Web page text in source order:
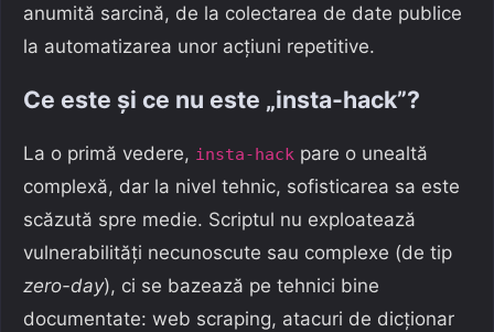
anumită sarcină, de la colectarea de date publice
la automatizarea unor acțiuni repetitive.
Ce este și ce nu este „insta-hack”?
La o primă vedere, insta-hack pare o unealtă
complexă, dar la nivel tehnic, sofisticarea sa este
scăzută spre medie. Scriptul nu exploatează
vulnerabilități necunoscute sau complexe (de tip
zero-day), ci se bazează pe tehnici bine
documentate: web scraping, atacuri de dicționar